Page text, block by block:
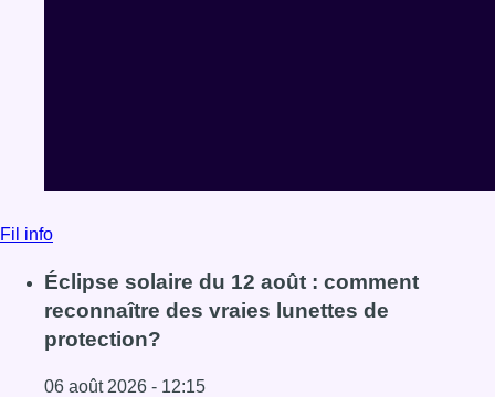
Fil info
Éclipse solaire du 12 août : comment
reconnaître des vraies lunettes de
protection?
06 août 2026 - 12:15